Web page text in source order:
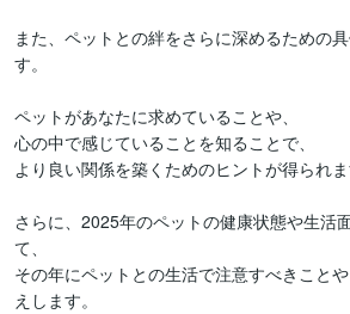
また、ペットとの絆をさらに深めるための
す。
ペットがあなたに求めていることや、
心の中で感じていることを知ることで、
より良い関係を築くためのヒントが得られま
さらに、2025年のペットの健康状態や生活
て、
その年にペットとの生活で注意すべきこと
えします。